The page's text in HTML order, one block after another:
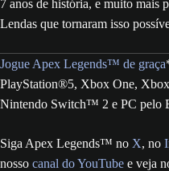
7 anos de história, e muito mais
Lendas que tornaram isso
Jogue Apex Legends™ de graça
PlayStation®5, Xbox One,
Nintendo Switch™ 2 e PC pelo
Siga Apex Legends™ no X, no
nosso canal do YouTube e veja